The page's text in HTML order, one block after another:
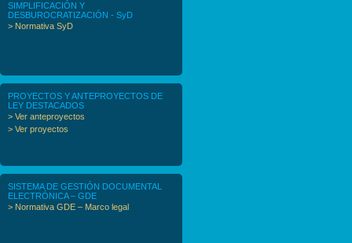
SIMPLIFICACIÓN Y
DESBUROCRATIZACIÓN - SyD
> Normativa SyD
PROYECTOS Y ANTEPROYECTOS DE
LEY DESTACADOS
> Ver anteproyectos
> Ver proyectos
SISTEMA DE GESTIÓN DOCUMENTAL
ELECTRÓNICA – GDE
> Normativa GDE – Marco legal